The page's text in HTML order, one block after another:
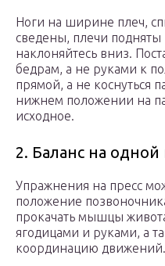
Ноги на ширине плеч,
сведены, плечи подняты
наклоняйтесь вниз.
бедрам, а не руками к
прямой, а не коснуться
нижнем положении на
исходное.
2. Баланс на одной
Упражнения на пресс
положение
прокачать мышцы
ягодицами и руками, а
координацию движений.